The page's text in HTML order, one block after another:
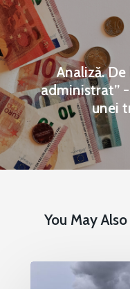
Analiză.
administrat”
unei
You May